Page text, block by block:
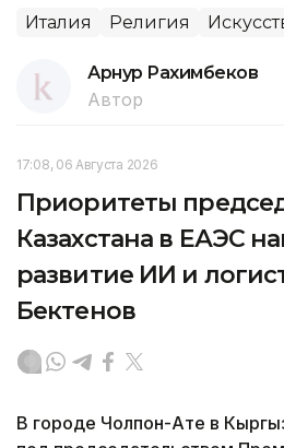
Италия Религия
Арнур Рахимбеков
Автор
17:08, 06 Августа 2026
Приоритеты
Казахстана в ЕАЭС
развитие ИИ и
Бектенов
В городе Чолпон-Ате в